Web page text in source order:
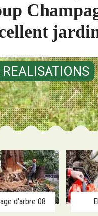
REALISATIONS
d'arbre 08